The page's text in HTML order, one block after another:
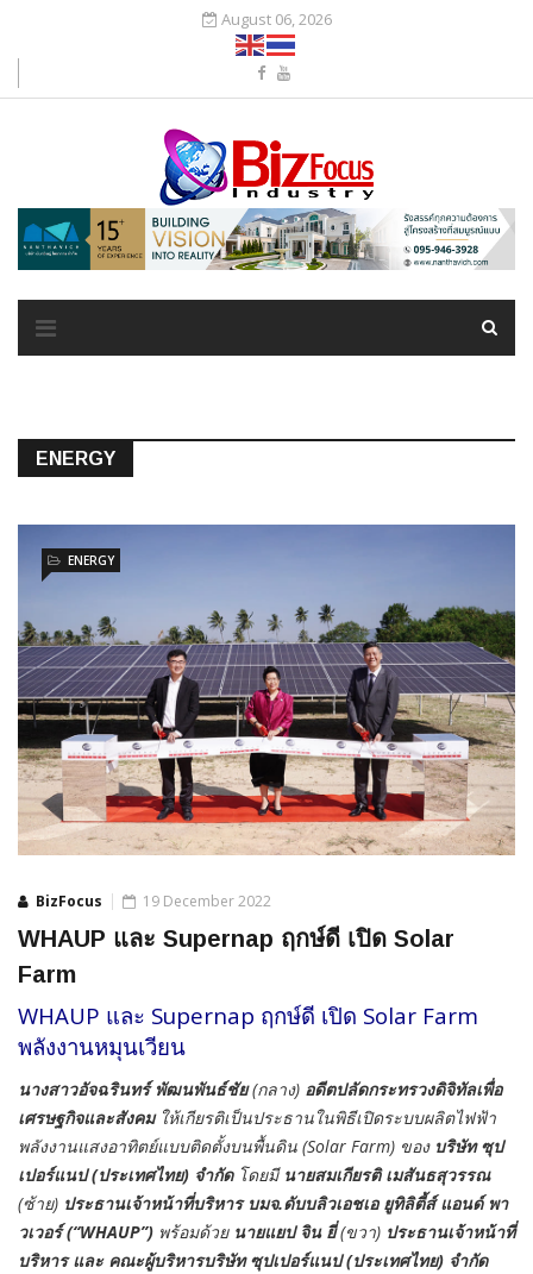
August 06, 2026
ENERGY
BizFocus
ENERGY
19 December 2022
WHAUP และ Supernap ฤกษ์ดี เปิด Solar
Farm
WHAUP และ Supernap ฤกษ์ดี เปิด Solar Farm
พลังงานหมุนเวียน
นางสาวอัจฉรินทร์ พัฒนพันธ์ชัย(กลาง) อดีตปลัดกระทรวงดิจิทัลเพื่อ
เศรษฐกิจและสังคมให้เกียรติเป็นประธานในพิธีเปิดระบบผลิตไฟฟ้า
พลังงานแสงอาทิตย์แบบติดตั้งบนพื้นดิน (Solar Farm) ของบริษัท ซุป
เปอร์แนป (ประเทศไทย) จำกัดโดยมี นายสมเกียรติ เมสันธสุวรรณ
(ซ้าย) ประธานเจ้าหน้าที่บริหาร บมจ.ดับบลิวเอชเอ ยูทิลิตี้ส์ แอนด์ พา
วเวอร์ (“WHAUP”) พร้อมด้วย นายแยป จิน ยี่(ขวา) ประธานเจ้าหน้าที่
บริหาร และ คณะผู้บริหารบริษัท ซุปเปอร์แนป (ประเทศไทย) จำกัด